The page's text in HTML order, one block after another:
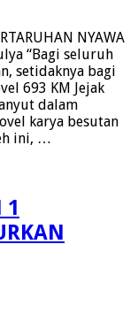
NYAWA
“Bagi seluruh
setidaknya bagi
693 KM Jejak
dalam
karya besutan
ini, …
1